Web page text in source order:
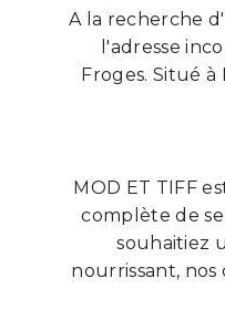
A la recherche
l'adresse
Froges. Situé
MOD ET TIFF
complète de
souhaitiez
nourrissant,